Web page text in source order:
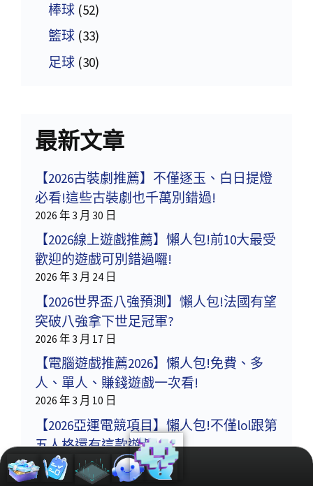
棒球 (52)
籃球 (33)
足球 (30)
最新文章
【2026古裝劇推薦】不僅逐玉、白日提燈
必看!這些古裝劇也千萬別錯過!
2026 年 3 月 30 日
【2026線上遊戲推薦】懶人包!前10大最受
歡迎的遊戲可別錯過囉!
2026 年 3 月 24 日
【2026世界盃八強預測】懶人包!法國有望
突破八強拿下世足冠軍?
2026 年 3 月 17 日
【電腦遊戲推薦2026】懶人包!免費、多
人、單人、賺錢遊戲一次看!
2026 年 3 月 10 日
【2026亞運電競項目】懶人包!不僅lol跟第
五人格還有這款遊戲!
2026 年 3 月 3 日